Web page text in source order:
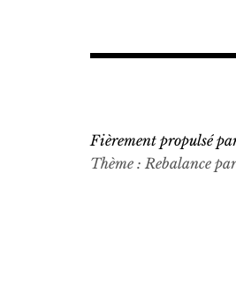
Fièrement propulsé
Thème : Rebalance